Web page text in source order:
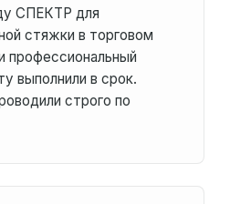
СПЕКТР для
стяжки в торговом
профессиональный
выполнили в срок.
строго по